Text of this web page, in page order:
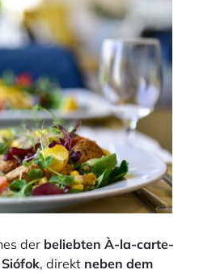
der beliebten À-la-carte-
, direkt neben dem